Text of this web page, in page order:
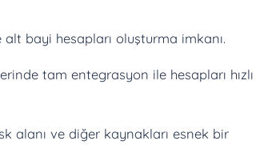
bayi hesapları oluşturma imkanı.
tam entegrasyon ile hesapları hızlı
alanı ve diğer kaynakları esnek bir